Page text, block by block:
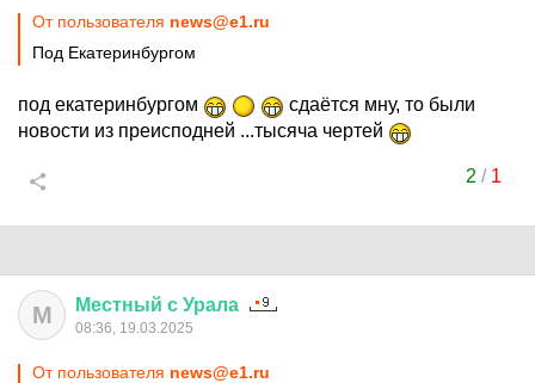
От пользователя news@e1.ru
Под Екатеринбургом
под екатеринбургом
сдаётся мну, то были
новости из преисподней ...тысяча чертей
2 / 1
М Местный с Урала
08:36, 19.03.2025
От пользователя news@e1.ru